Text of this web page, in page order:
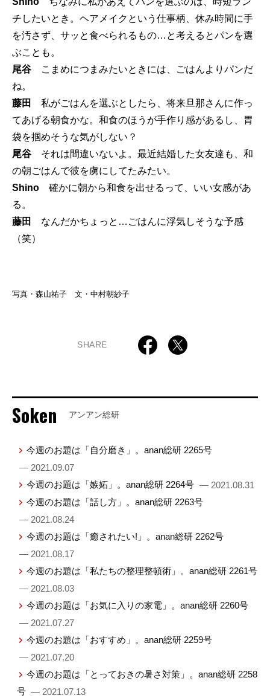
チしたいとき。ヘアメイクという仕事柄、休み時間に手
を汚さず、サッと食べられるもの…と考えるとパンを選
ぶことも。
尾谷 こまめにつまみたいときには、ごはんよりパンだ
ね。
藤田
私がごはんを選ぶとしたら、将来旦那さんに作っ
てあげる朝食かな。和食のほうが手作り感があるし、胃
袋を掴めそうな気がしない？
尾谷 それは間違いないよ。最近結婚した女友達も、和
の朝ごはんで彼を虜にしてたみたい。
Shino 確かに朝から和食を出せるって、いい女感があ
る。
藤田
なんだかちょっと…ごはんに浮気しそうな予感
（笑）
写真・森山祐子 文・中村朝紗子
SHARE
Soken アンアン総研
今週のお題は「自分磨き」。anan総研 2265号
— 2021.09.07
今週のお題は「嫉妬」。anan総研 2264号 — 2021.08.31
今週のお題は「話し方」。anan総研 2263号
— 2021.08.24
今週のお題は「癒されたい!」。anan総研 2262号
— 2021.08.17
今週のお題は「私たちの整理整頓術」。anan総研 2261号
— 2021.08.03
今週のお題は「お気に入りの家電」。anan総研 2260号
— 2021.07.27
今週のお題は「おすすめ」。anan総研 2259号
— 2021.07.20
今週のお題は「とっておきの暑さ対策」。anan総研 2258
号 — 2021.07.13